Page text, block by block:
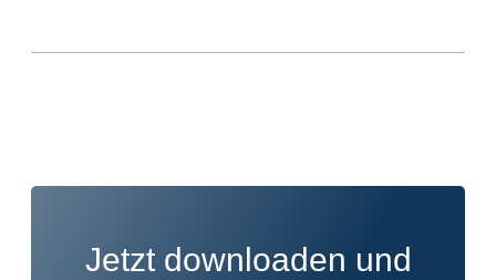
Jetzt downloaden und